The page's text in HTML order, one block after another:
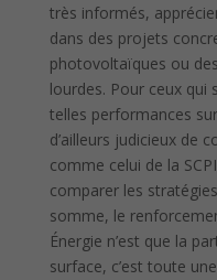
très informés,
dans des projets
photovoltaïques ou
lourdes. Pour ceux qui
telles performances
d’ailleurs judicieux de
comme celui de la
comparer les
somme, le
Énergie n’est que la
surface, c’est toute